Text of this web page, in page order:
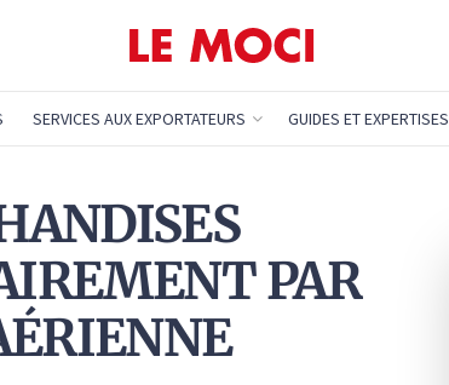
SERVICES AUX EXPORTATEURS GUIDES ET EXPERTISES
PAR